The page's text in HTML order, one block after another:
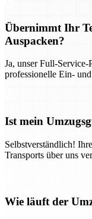
Übernimmt Ihr
Auspacken?
Ja, unser Full-Service-
professionelle Ein-
Ist mein
Selbstverständlich!
Transports über uns
Wie läuft der